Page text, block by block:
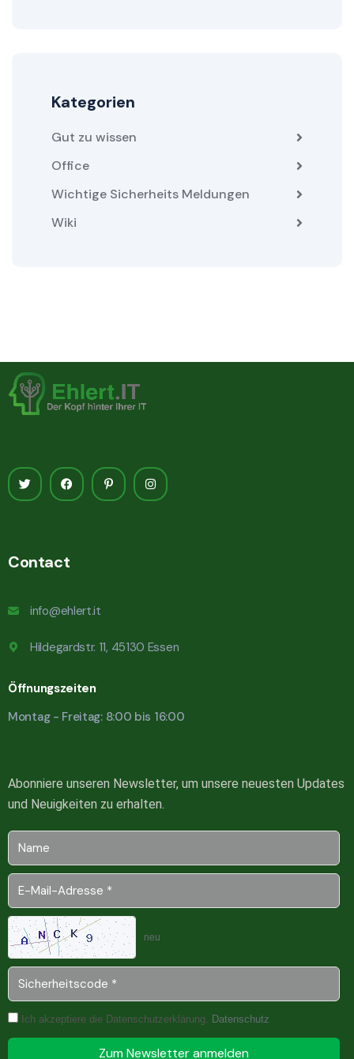
Kategorien
Gut zu wissen
Office
Wichtige Sicherheits Meldungen
Wiki
Contact
info@ehlert.it
Hildegardstr. 11, 45130 Essen
Öffnungszeiten
Montag - Freitag: 8:00 bis 16:00
Abonniere unseren Newsletter, um unsere neuesten Updates
und Neuigkeiten zu erhalten.
neu
Ich akzeptiere die Datenschutzerklärung. Datenschutz
Zum Newsletter anmelden